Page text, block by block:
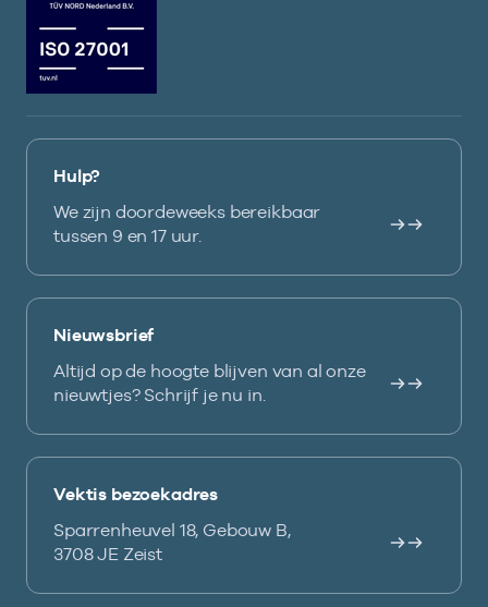
Hulp?
We zijn doordeweeks bereikbaar
tussen 9 en 17 uur.
Nieuwsbrief
Altijd op de hoogte blijven van al onze
nieuwtjes? Schrijf je nu in.
Vektis bezoekadres
Sparrenheuvel 18, Gebouw B,
3708 JE Zeist